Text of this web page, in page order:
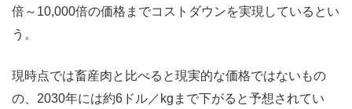
倍～10,000倍の価格までコストダウンを実現しているとい
う。
現時点では畜産肉と比べると現実的な価格ではないもの
の、2030年には約6ドル／kgまで下がると予想されてい